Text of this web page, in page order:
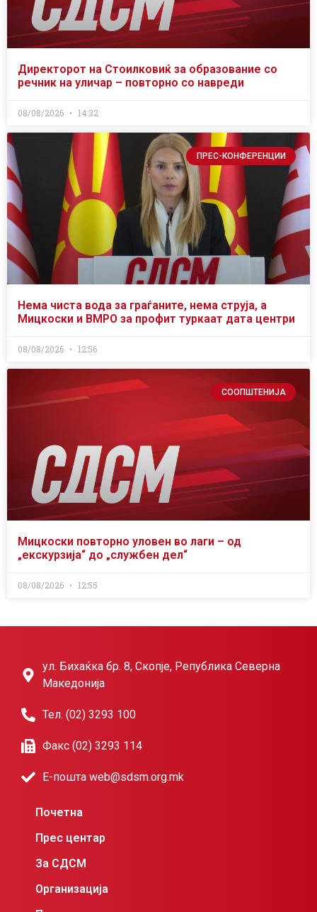
Директорот на Стоилковиќ за образование со
речник на уличар – повторно со навреди
08/08/2026 14:32
ПРЕС-КОНФЕРЕНЦИИ
Нема чиста вода за граѓаните, нема струја, а
Мицкоски и ВМРО за профит туркаат дата центри
08/08/2026 12:56
СООПШТЕНИЈА
Мицкоски повторно уловен во лаги – од
„екскурзија“ до „службен дел“
08/08/2026 12:55
ул. Бихаќка бр. 8, Скопје, Република Северна
Македонија
Тел. (02) 3293 100
Факс (02) 3293 114
Е-пошта web@sdsm.org.mk
Почетна
Прес центар
За СДСМ
Организација